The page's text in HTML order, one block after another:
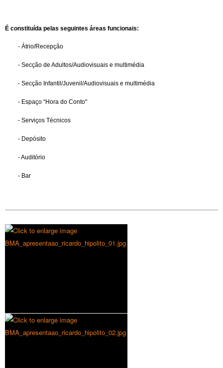
É constituída pelas seguintes áreas funcionais:
- Átrio/Recepção
- Secção de Adultos/Audiovisuais e multimédia
- Secção Infantil/Juvenil/Audiovisuais e multimédia
- Espaço “Hora do Conto"
- Serviços Técnicos
- Depósito
- Auditório
- Bar